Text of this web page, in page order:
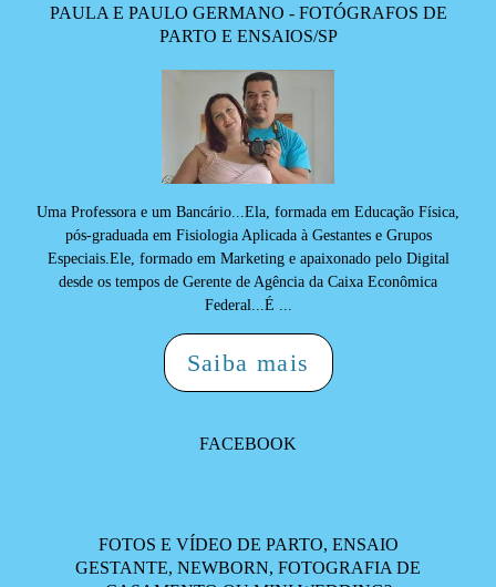
PAULA E PAULO GERMANO - FOTÓGRAFOS DE
PARTO E ENSAIOS/SP
Uma Professora e um Bancário...Ela, formada em Educação Física,
pós-graduada em Fisiologia Aplicada à Gestantes e Grupos
Especiais.Ele, formado em Marketing e apaixonado pelo Digital
desde os tempos de Gerente de Agência da Caixa Econômica
Federal...É ...
Saiba mais
FACEBOOK
FOTOS E VÍDEO DE PARTO, ENSAIO
GESTANTE, NEWBORN, FOTOGRAFIA DE